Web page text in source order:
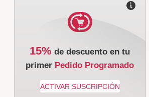
15% de descuento en tu
primer Pedido Programado